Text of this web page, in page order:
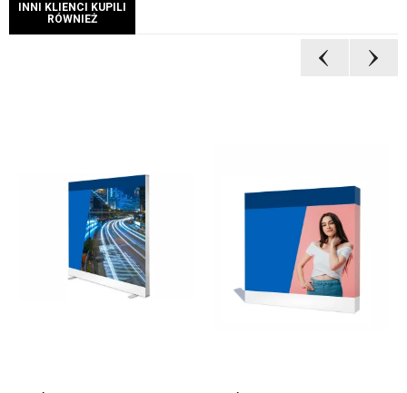
INNI KLIENCI KUPILI
RÓWNIEŻ